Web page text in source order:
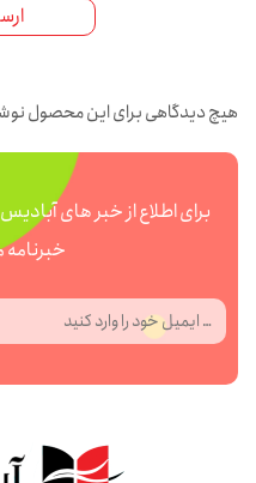
هیچ دیدگاهی برای این محصول
برای اطلاع از خبر های